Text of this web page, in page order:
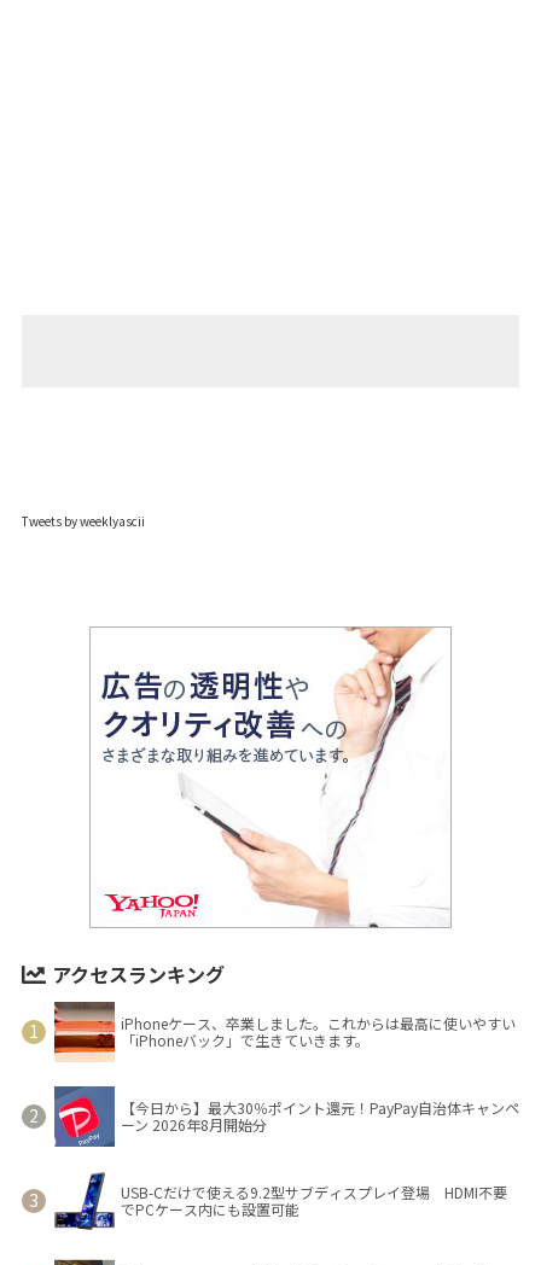
Tweets by weeklyascii
アクセスランキング
iPhoneケース、卒業しました。これからは最高に使いやすい
「iPhoneバック」で生きていきます。
【今日から】最大30％ポイント還元！PayPay自治体キャンペ
ーン 2026年8月開始分
USB-Cだけで使える9.2型サブディスプレイ登場 HDMI不要
でPCケース内にも設置可能